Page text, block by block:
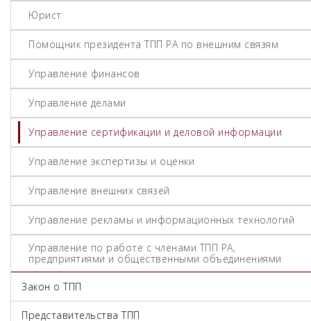
Юрист
Помощник президента ТПП РА по внешним связям
Управление финансов
Управление делами
Управление сертификации и деловой информации
Управление экспертизы и оценки
Управление внешних связей
Управление рекламы и информационных технологий
Управление по работе с членами ТПП РА,
предприятиями и общественными объединениями
Закон о ТПП
Представительства ТПП